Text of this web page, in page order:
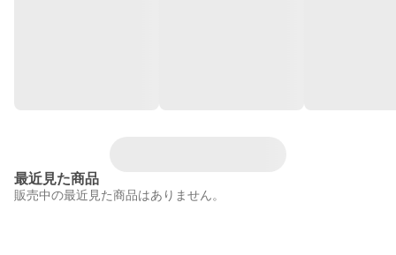
最近見た商品
販売中の最近見た商品はありません。